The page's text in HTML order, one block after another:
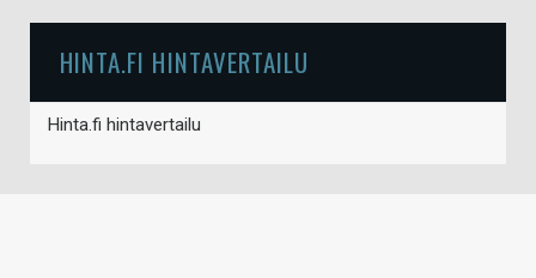
HINTA.FI HINTAVERTAILU
Hinta.fi hintavertailu